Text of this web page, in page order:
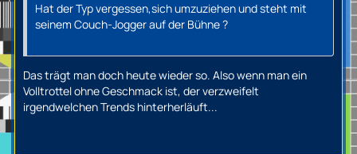
Hat der Typ vergessen,sich umzuziehen und steht mit
seinem Couch-Jogger auf der Bühne ?
Das trägt man doch heute wieder so. Also wenn man ein
Volltrottel ohne Geschmack ist, der verzweifelt
irgendwelchen Trends hinterherläuft...